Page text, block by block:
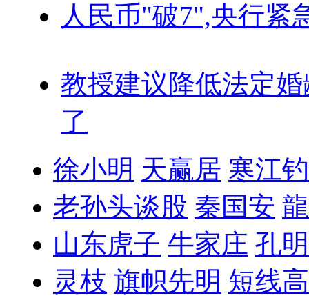
人民币"破7",央行紧
教授建议降低法定婚
了
徐小明 天赢居 寒江
老孙头谈股 秦国安
山东虎子 牛家庄 孔
灵枝 旗帜先明 短线